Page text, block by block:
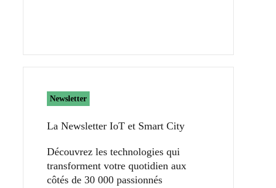
Newsletter
La Newsletter IoT et Smart City​
Découvrez les technologies qui
transforment votre quotidien aux
côtés de 30 000 passionnés